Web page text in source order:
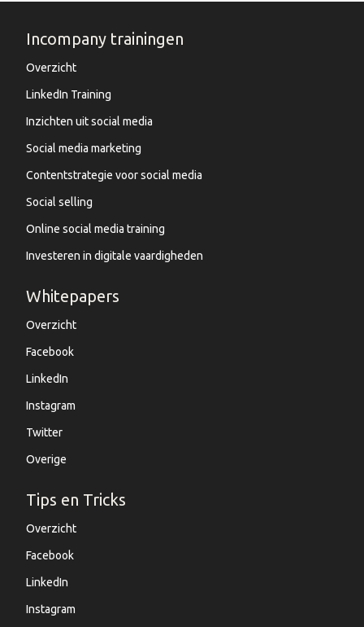
Incompany trainingen
Overzicht
LinkedIn Training
Inzichten uit social media
Social media marketing
Contentstrategie voor social media
Social selling
Online social media training
Investeren in digitale vaardigheden
Whitepapers
Overzicht
Facebook
LinkedIn
Instagram
Twitter
Overige
Tips en Tricks
Overzicht
Facebook
LinkedIn
Instagram